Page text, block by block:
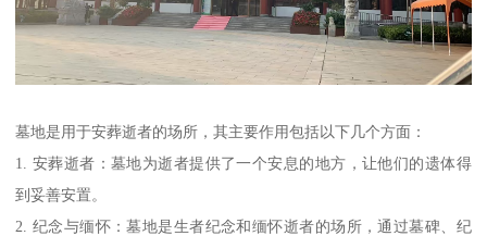
墓地是用于安葬逝者的场所，其主要作用包括以下几个方面：
1. 安葬逝者：墓地为逝者提供了一个安息的地方，让他们的遗体得
到妥善安置。
2. 纪念与缅怀：墓地是生者纪念和缅怀逝者的场所，通过墓碑、纪